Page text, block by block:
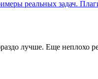
реальных задач.
лучше. Еще неплохо